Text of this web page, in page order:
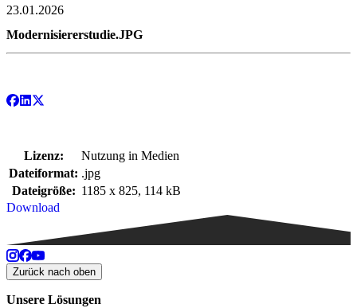
23.01.2026
Modernisiererstudie.JPG
Lizenz:
Nutzung in Medien
Dateiformat: .jpg
Dateigröße: 1185 x 825, 114 kB
Download
Zurück nach oben
Unsere Lösungen